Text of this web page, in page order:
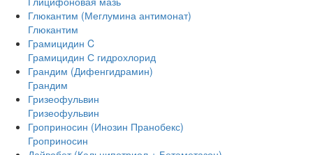
Глюкантим (Меглумина антимонат)
Глюкантим
Грамицидин C
Грамицидин С гидрохлорид
Грандим (Дифенгидрамин)
Грандим
Гризеофульвин
Гризеофульвин
Гроприносин (Инозин Пранобекс)
Гроприносин